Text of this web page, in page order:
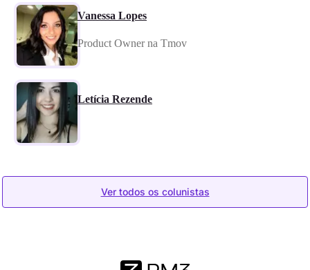
Vanessa Lopes
Product Owner na Tmov
Letícia Rezende
Ver todos os colunistas